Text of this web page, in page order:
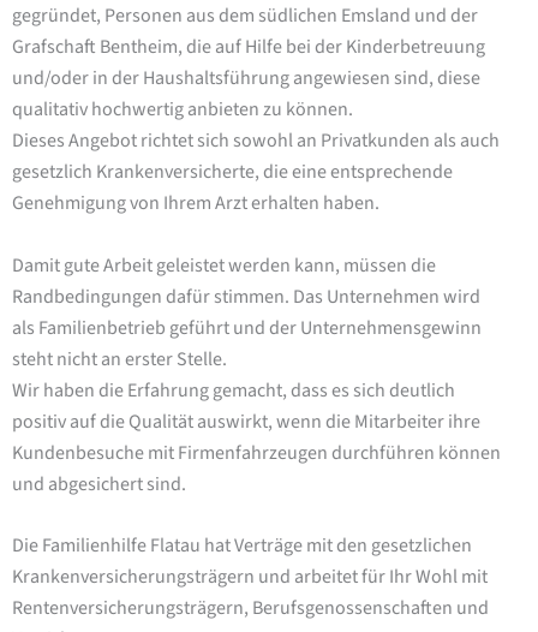
gegründet, Personen aus dem südlichen Emsland und der
Grafschaft Bentheim, die auf Hilfe bei der Kinderbetreuung
und/oder in der Haushaltsführung angewiesen sind, diese
qualitativ hochwertig anbieten zu können.
Dieses Angebot richtet sich sowohl an Privatkunden als auch
gesetzlich Krankenversicherte, die eine entsprechende
Genehmigung von Ihrem Arzt erhalten haben.
Damit gute Arbeit geleistet werden kann, müssen die
Randbedingungen dafür stimmen. Das Unternehmen wird
als Familienbetrieb geführt und der Unternehmensgewinn
steht nicht an erster Stelle.
Wir haben die Erfahrung gemacht, dass es sich deutlich
positiv auf die Qualität auswirkt, wenn die Mitarbeiter ihre
Kundenbesuche mit Firmenfahrzeugen durchführen können
und abgesichert sind.
Die Familienhilfe Flatau hat Verträge mit den gesetzlichen
Krankenversicherungsträgern und arbeitet für Ihr Wohl mit
Rentenversicherungsträgern, Berufsgenossenschaften und